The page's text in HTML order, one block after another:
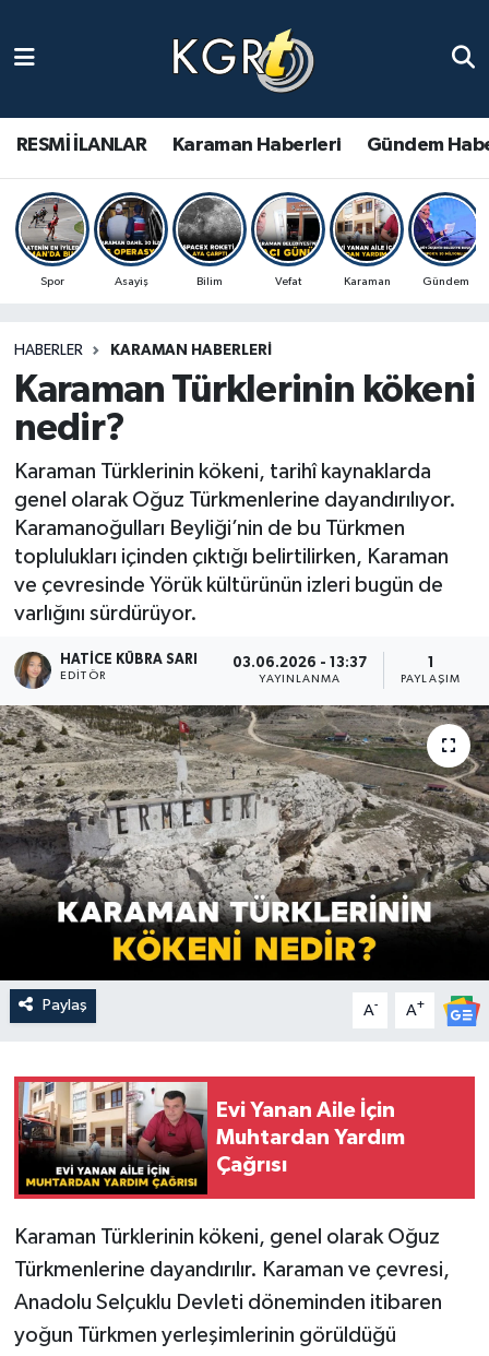
RESMİ İLANLAR Karaman Haberleri Gündem
Spor Asayiş Bilim Vefat Karaman Gündem
HABERLER KARAMAN HABERLERI
Karaman Türklerinin kökeni
nedir?
Karaman Türklerinin kökeni, tarihî kaynaklarda
genel olarak Oğuz Türkmenlerine dayandırılıyor.
Karamanoğulları Beyliği’nin de bu Türkmen
toplulukları içinden çıktığı belirtilirken, Karaman
ve çevresinde Yörük kültürünün izleri bugün de
varlığını sürdürüyor.
HATICE KÜBRA SARI
EDITÖR
03.06.2026 - 13:37
YAYINLANMA
1
PAYLAŞIM
Paylaş A- A+
Evi Yanan Aile İçin
Muhtardan Yardım
Çağrısı
Karaman Türklerinin kökeni, genel olarak Oğuz
Türkmenlerine dayandırılır. Karaman ve çevresi,
Anadolu Selçuklu Devleti döneminden itibaren
yoğun Türkmen yerleşimlerinin görüldüğü
Gündem Haberleri
Güncel Haberler
Spor Haberleri
Ulusal Haberler
Vefat Edenler